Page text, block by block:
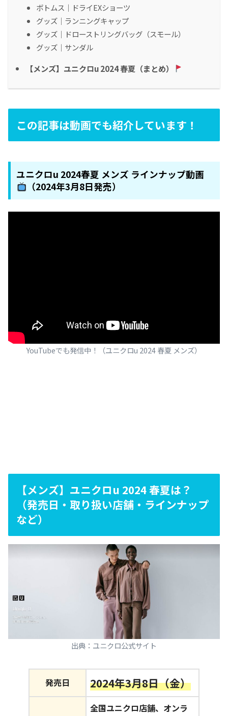
ボトムス｜ドライEXショーツ
グッズ｜ランニングキャップ
グッズ｜ドローストリングバッグ（スモール）
グッズ｜サンダル
【メンズ】ユニクロu 2024 春夏（まとめ）
この記事は動画でも紹介しています！
ユニクロu 2024春夏 メンズ ラインナップ動画
（2024年3月8日発売）
YouTubeでも発信中！（ユニクロu 2024 春夏 メンズ）
【メンズ】ユニクロu 2024 春夏は？
（発売日・取り扱い店舗・ラインナップ
など）
出典：ユニクロ公式サイト
発売日 2024年3月8日（金）
全国ユニクロ店舗、オンラ